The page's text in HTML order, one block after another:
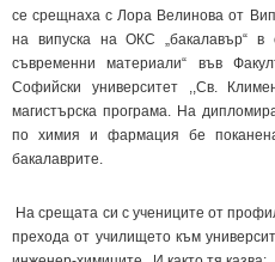
се срещнаха с Лора Велинова от
на випуска на ОКС „бакалавър“ в
съвременни материали“ във
Софийски университет ,,Св.
магистърска програма. На
по химия и фармация бе
бакалаврите.
На срещата си с учениците от
прехода от училището към